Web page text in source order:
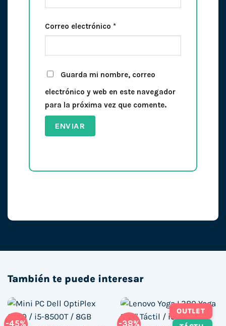
Correo electrónico *
Guarda mi nombre, correo
electrónico y web en este navegador
para la próxima vez que comente.
También te puede interesar
-45% -38%
OUTLET